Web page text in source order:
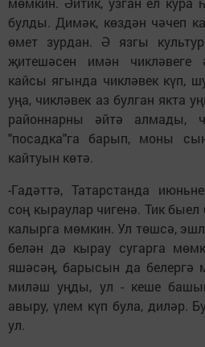
булды. Димәк, көздән чәчеп
өмет зурдан. Ә язгы
җитешәсен имән
кайсы ягында чикләвек күп,
уңа, чикләвек аз булган якта
районнарны әйтә алмады,
"посадка"га барып, моны
кайтуын көтә.
-Гадәттә, Татарстанда
соң кыраулар чигенә. Тик
калырга мөмкин. Ул төшсә,
белән дә кырау сугарга
яшәсәң, барысын да
миләш уңды, ул - кеше
авыру, үлем күп була, диләр.
ул.